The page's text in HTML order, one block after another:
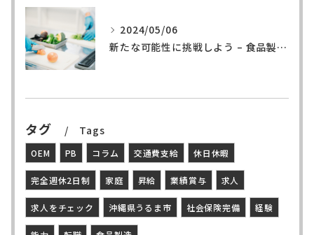
2024/05/06
新たな可能性に挑戦しよう – 食品製造の世界へ
タグ Tags
OEM PB コラム 交通費支給 休日休暇
完全週休2日制 家庭 昇給 業績賞与 求人
求人をチェック 沖縄県うるま市 社会保険完備 経験